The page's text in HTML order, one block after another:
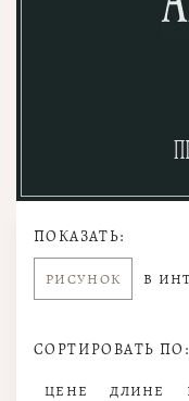
ПОКАЗАТЬ:
РИСУНОК В
СОРТИРОВАТЬ ПО:
ЦЕНЕ ДЛИНЕ